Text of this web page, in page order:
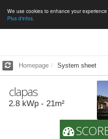
We use cookies to enhance your
Plus d'infos.
Homepage System sheet
clapas
2.8 kWp - 21m²